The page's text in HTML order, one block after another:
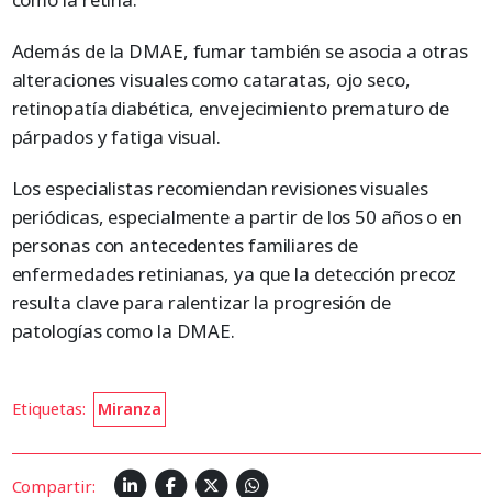
Además de la DMAE, fumar también se asocia a otras
alteraciones visuales como cataratas, ojo seco,
retinopatía diabética, envejecimiento prematuro de
párpados y fatiga visual.
Los especialistas recomiendan revisiones visuales
periódicas, especialmente a partir de los 50 años o en
personas con antecedentes familiares de
enfermedades retinianas, ya que la detección precoz
resulta clave para ralentizar la progresión de
patologías como la DMAE.
Etiquetas: Miranza
Compartir: